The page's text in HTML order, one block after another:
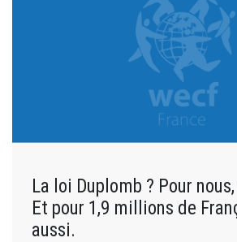
La loi Duplomb ? Pour
Et pour 1,9 millions de
aussi.